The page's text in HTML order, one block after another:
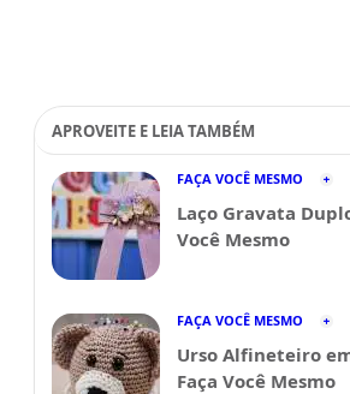
APROVEITE E LEIA TAMBÉM
FAÇA VOCÊ MESMO
Laço Gravata
Você Mesmo
FAÇA VOCÊ MESMO
Urso Alfineteiro
Faça Você Mesmo